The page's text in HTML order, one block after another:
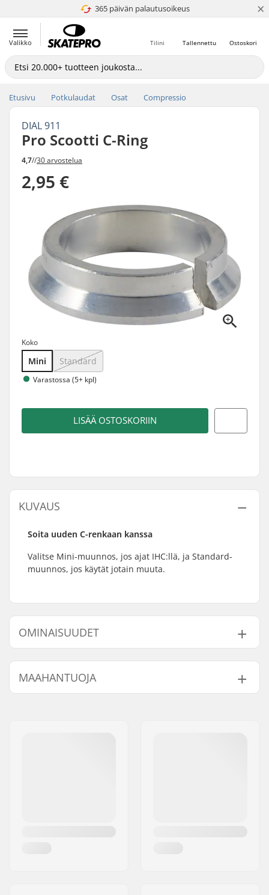
365 päivän palautusoikeus
4.8 / 5 ×
Valikko Ostoskori
Tallennettu
Tilini
Etusivu Potkulaudat Osat Compressio
DIAL 911
Pro Scootti C-Ring
4,7//30 arvostelua
2,95 €
Koko
Mini Standard
Varastossa (5+ kpl)
LISÄÄ OSTOSKORIIN
KUVAUS
Soita uuden C-renkaan kanssa
Valitse Mini-muunnos, jos ajat IHC:llä, ja Standard-
muunnos, jos käytät jotain muuta.
OMINAISUUDET
Compression
järjestelmä:
IHC
MAAHANTUOJA